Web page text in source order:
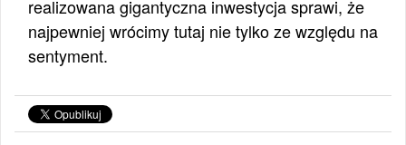
realizowana gigantyczna inwestycja sprawi, że
najpewniej wrócimy tutaj nie tylko ze względu na
sentyment.